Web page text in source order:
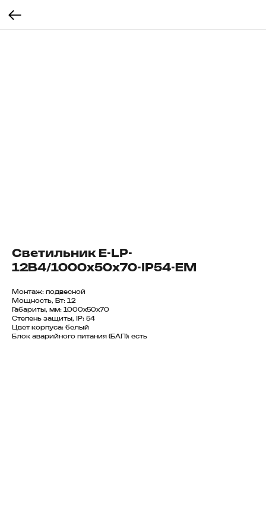
Светильник E-LP-
12B4/1000х50х70-IP54-EM
Монтаж: подвесной
Мощность, Вт: 12
Габариты, мм: 1000х50х70
Степень защиты, IP: 54
Цвет корпуса: белый
Блок аварийного питания (БАП): есть